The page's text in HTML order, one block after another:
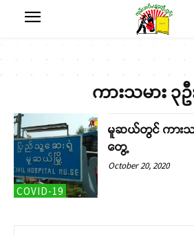
ကားသမား ၃
COVID-19
မူဆယ်တွင် ကားသ
တွေ့
October 20, 2020